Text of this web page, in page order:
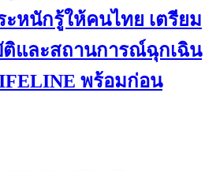
ะหนักรู้ให้คนไทย เตรียม
และสถานการณ์ฉุกเฉิน
พร้อมก่อน